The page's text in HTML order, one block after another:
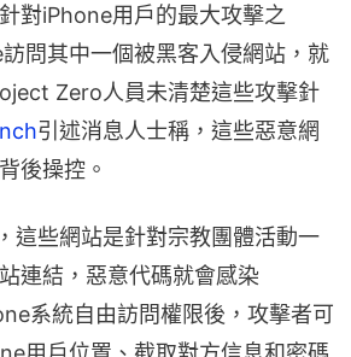
對iPhone用戶的最大攻擊之
問其中一個被黑客入侵網站，就
Zero人員未清楚這些攻擊針
引述消息人士稱，這些惡意網
後操控。
這些網站是針對宗教團體活動一
連結，惡意代碼就會感染
系統自由訪問權限後，攻擊者可